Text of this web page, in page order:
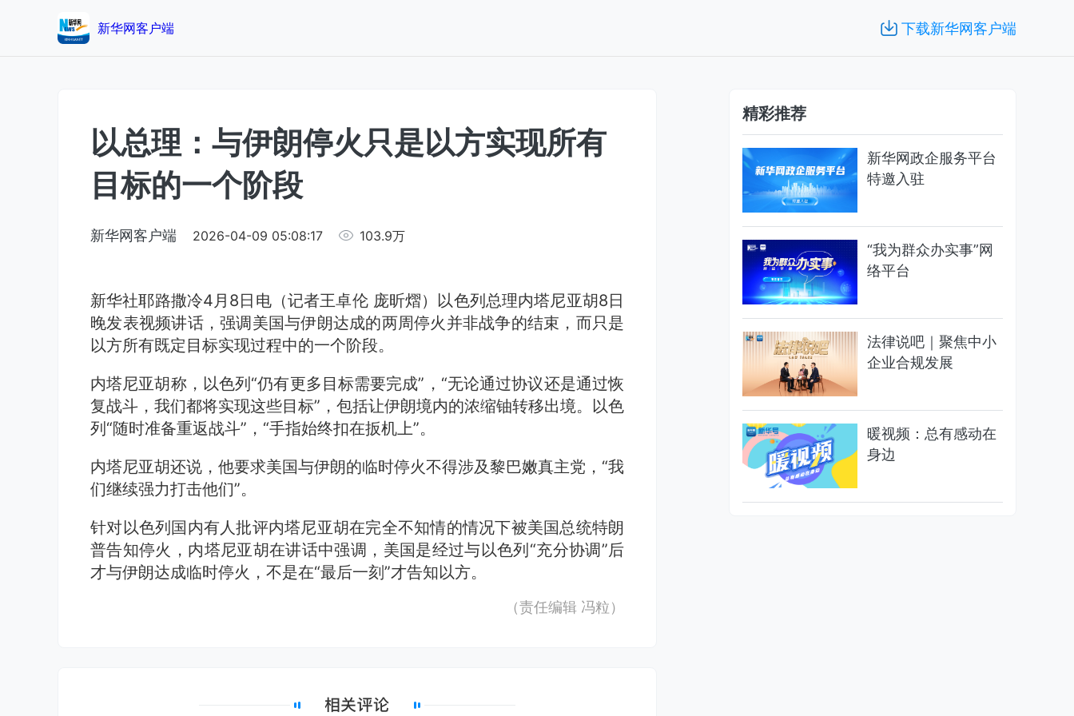
新华网客户端 下载新华网客户端
以总理：与伊朗停火只是以方实现所有
目标的一个阶段
新华网客户端 2026-04-09 05:08:17 103.9万
新华社耶路撒冷4月8日电（记者王卓伦 庞昕熠）以色列总理内塔尼亚胡8日
晚发表视频讲话，强调美国与伊朗达成的两周停火并非战争的结束，而只是
以方所有既定目标实现过程中的一个阶段。
内塔尼亚胡称，以色列“仍有更多目标需要完成”，“无论通过协议还是通过恢
复战斗，我们都将实现这些目标”，包括让伊朗境内的浓缩铀转移出境。以色
列“随时准备重返战斗”，“手指始终扣在扳机上”。
内塔尼亚胡还说，他要求美国与伊朗的临时停火不得涉及黎巴嫩真主党，“我
们继续强力打击他们”。
针对以色列国内有人批评内塔尼亚胡在完全不知情的情况下被美国总统特朗
普告知停火，内塔尼亚胡在讲话中强调，美国是经过与以色列“充分协调”后
才与伊朗达成临时停火，不是在“最后一刻”才告知以方。
（责任编辑 冯粒）
精彩推荐
新华网政企服务平台
特邀入驻
“我为群众办实事”网
络平台
法律说吧｜聚焦中小
企业合规发展
暖视频：总有感动在
身边